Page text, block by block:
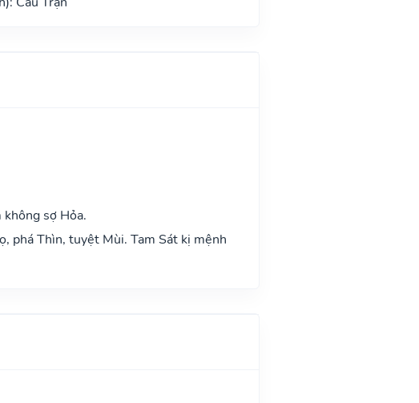
sợ Hỏa.
phá Thìn, tuyệt Mùi. Tam Sát kị mệnh